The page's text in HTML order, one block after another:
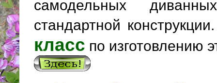
самодельных
стандартной
класс по изготовлению